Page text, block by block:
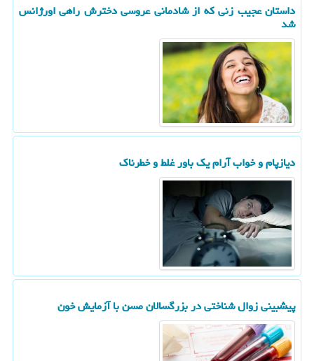
داستان عجیب زنی که از شادمانی عروسی دخترش راهی اورژانس
شد
دیازپام و خواب آرام یک باور غلط و خطرناک
پیشبینی زوال شناختی در بزرگسالان مسن با آزمایش خون